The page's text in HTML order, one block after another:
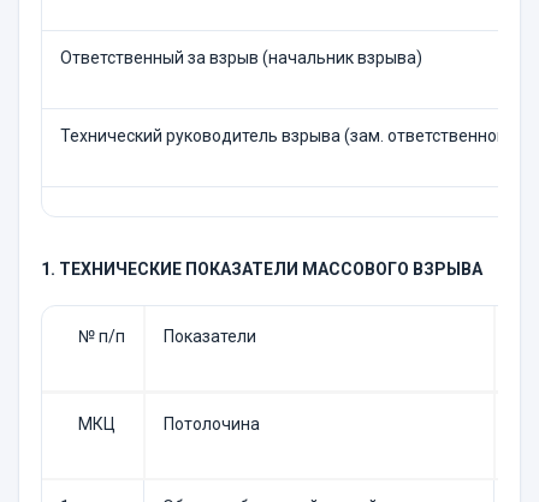
Ответственный за взрыв (начальник взрыва)
Технический руководитель взрыва (зам. ответственного
1. ТЕХНИЧЕСКИЕ ПОКАЗАТЕЛИ МАССОВОГО ВЗРЫВА
№ п/п Показатели
МКЦ Потолочина